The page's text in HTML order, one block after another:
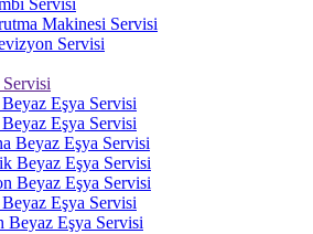
Servisi
Makinesi Servisi
Servisi
Eşya Servisi
Eşya Servisi
Beyaz Eşya Servisi
Beyaz Eşya Servisi
Beyaz Eşya Servisi
Eşya Servisi
Beyaz Eşya Servisi